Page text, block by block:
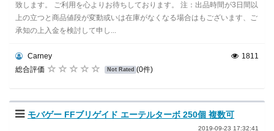
致します。 ご利用を心よりお待ちしております。 注：出品時間が3日間以
上の立つと商品値段が変動或いは在庫がなくなる場合はもございます、ご
承知の上入金を検討して申し...
Carney
総合評価
Not Rated (0件)
1811
モバゲー FFブリゲイド エーテルターボ 250個 複数可
2019-09-23 17:32:41